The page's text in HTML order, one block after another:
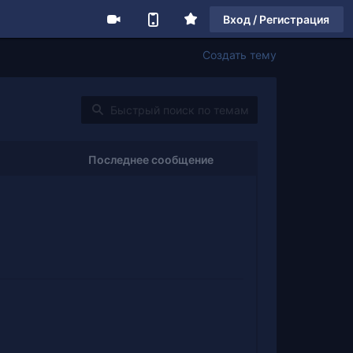
Вход / Регистрация
Создать тему
Последнее сообщение